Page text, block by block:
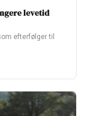
levetid
efterfølger til